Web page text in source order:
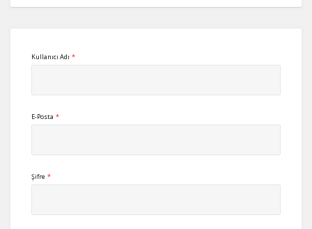
Kullanıcı Adı *
E-Posta *
Şifre *